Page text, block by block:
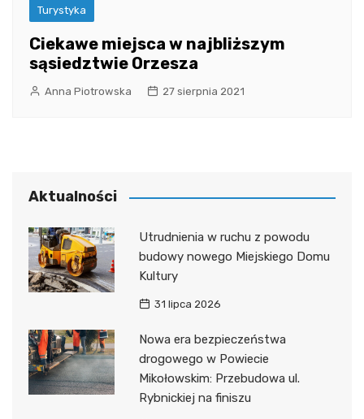
Turystyka
Ciekawe miejsca w najbliższym
sąsiedztwie Orzesza
Anna Piotrowska 27 sierpnia 2021
Aktualności
Utrudnienia w ruchu z powodu
budowy nowego Miejskiego Domu
Kultury
31 lipca 2026
Nowa era bezpieczeństwa
drogowego w Powiecie
Mikołowskim: Przebudowa ul.
Rybnickiej na finiszu